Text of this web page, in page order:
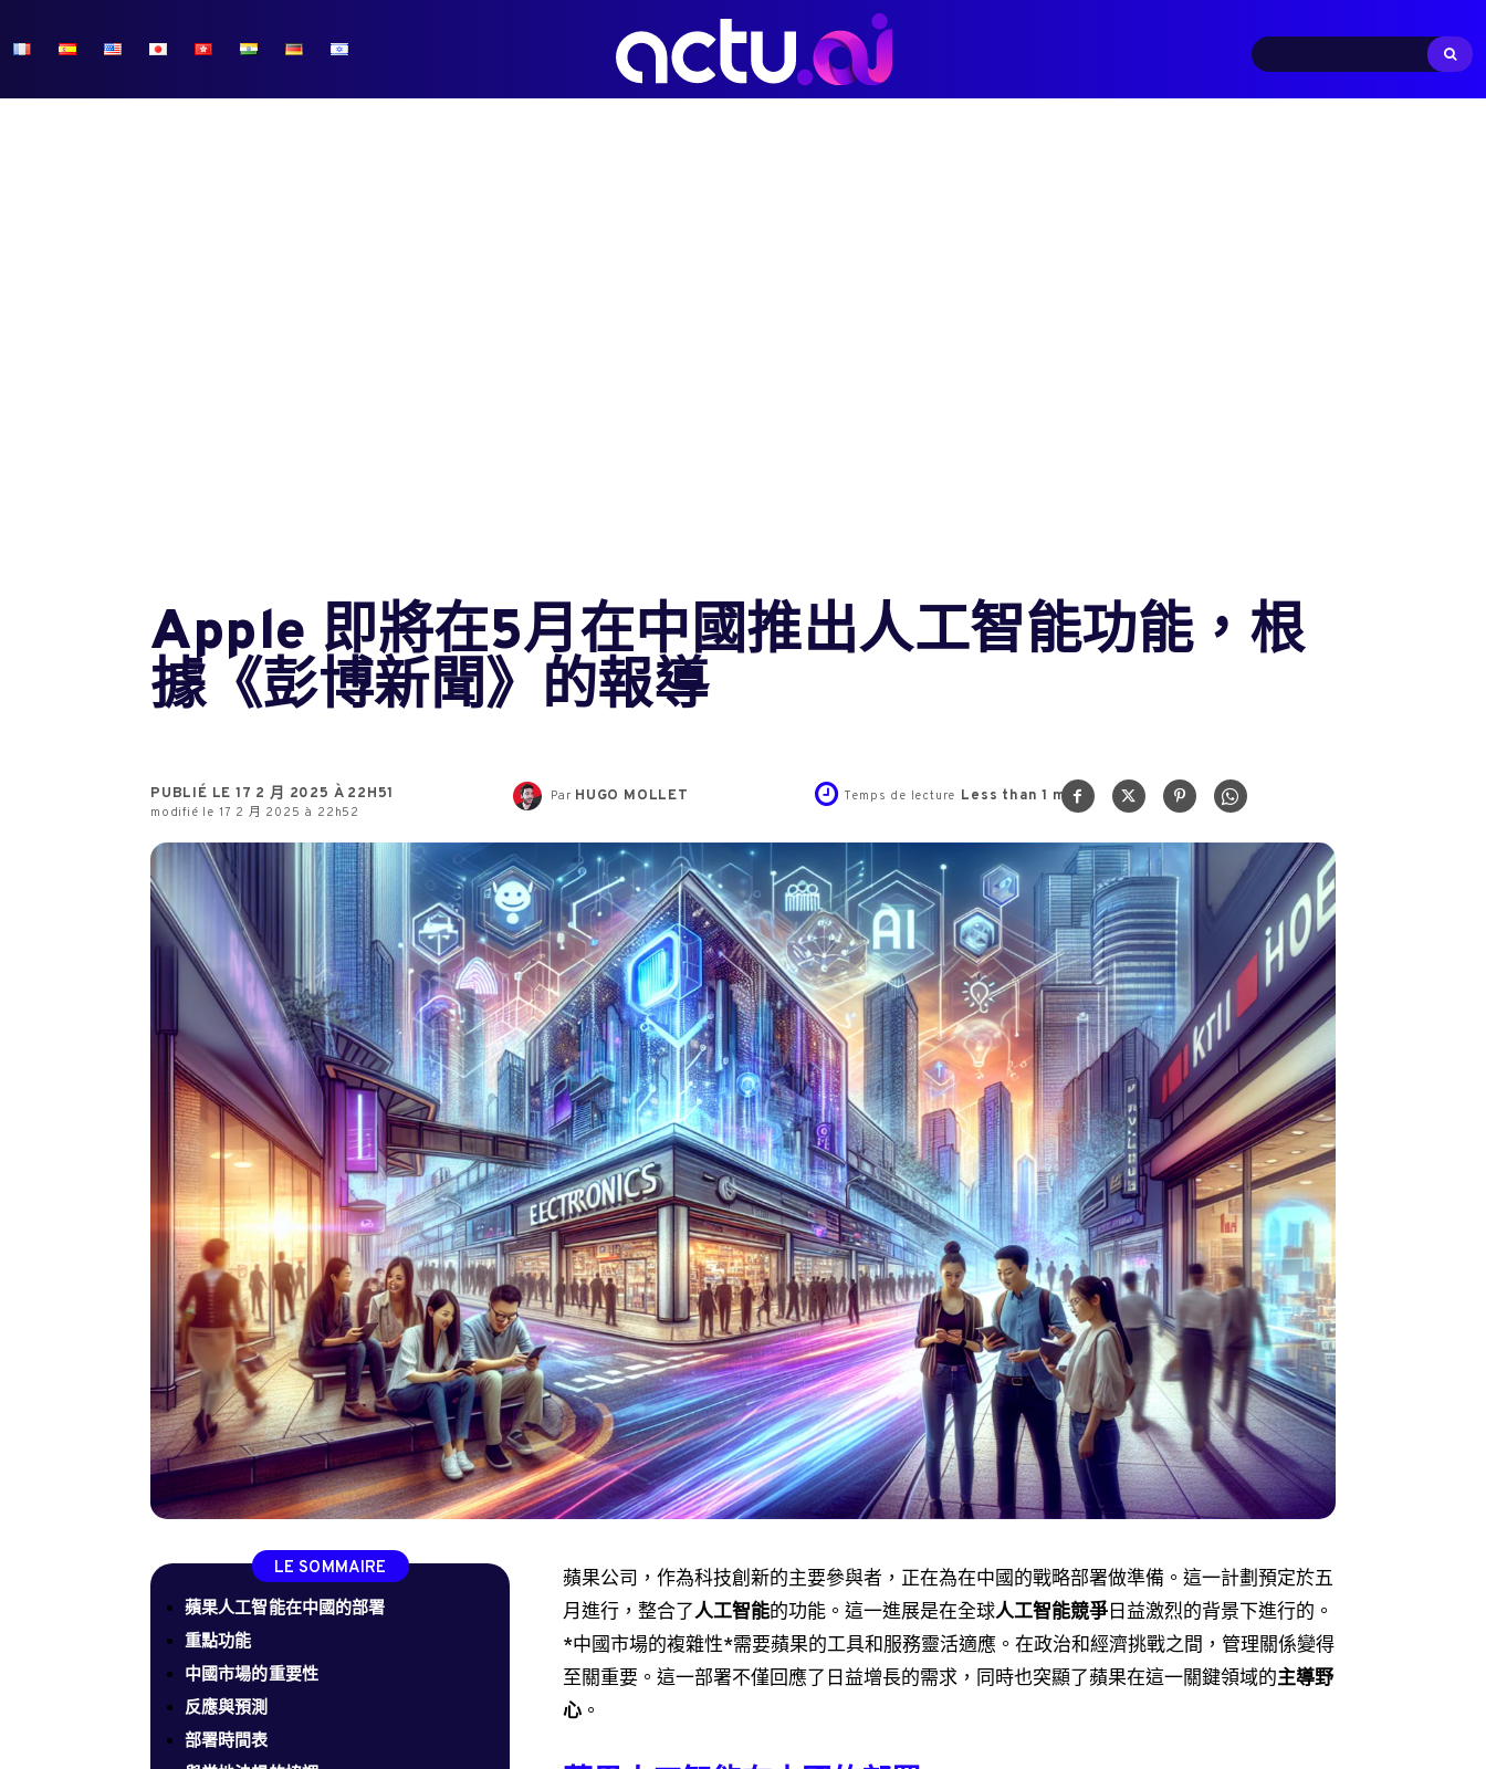
Apple 即將在5月在中國推出人工智能功能，根
據《彭博新聞》的報導
PUBLIÉ LE 17 2 月 2025 À 22H51
modifié le 17 2 月 2025 à 22h52
Par HUGO MOLLET Temps de lecture Less than 1 min.
LE SOMMAIRE
蘋果人工智能在中國的部署
重點功能
中國市場的重要性
反應與預測
部署時間表
蘋果公司，作為科技創新的主要參與者，正在為在中國的戰略部署做準備。這一計劃預定於五
月進行，整合了人工智能的功能。這一進展是在全球人工智能競爭日益激烈的背景下進行的。
*中國市場的複雜性*需要蘋果的工具和服務靈活適應。在政治和經濟挑戰之間，管理關係變得
至關重要。這一部署不僅回應了日益增長的需求，同時也突顯了蘋果在這一關鍵領域的主導野
心 。